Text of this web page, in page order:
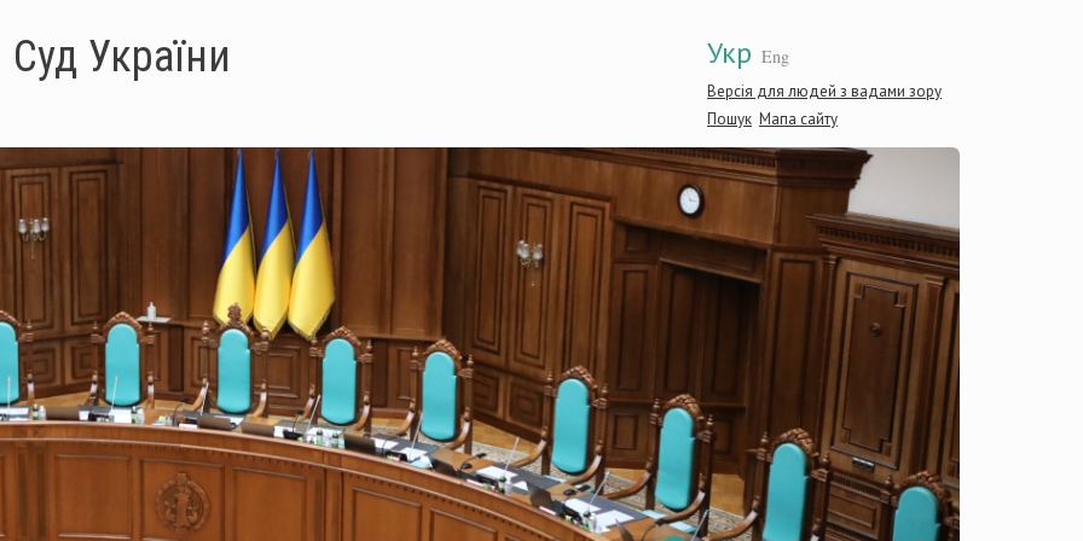
Укр Eng
Версія для людей з вадами зору
Пошук Мапа сайту
України
України